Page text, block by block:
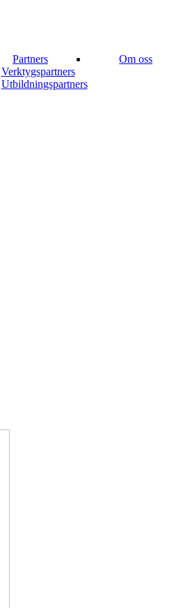
Partners
Verktygspartners
Utbildningspartners
Om oss